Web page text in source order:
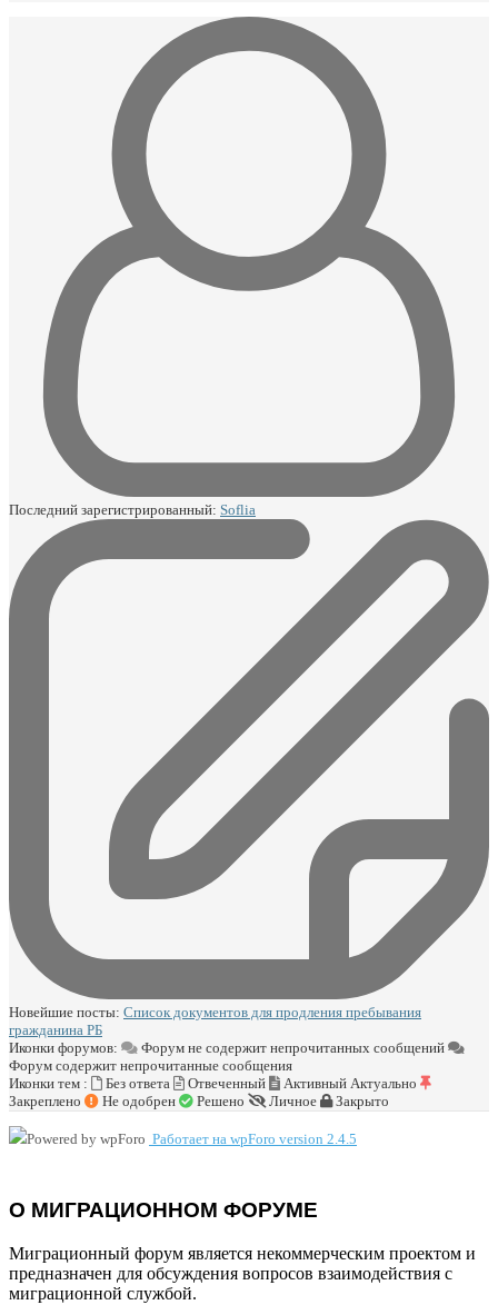
Последний зарегистрированный: Soflia
Новейшие посты: Список документов для продления пребывания
гражданина РБ
Иконки форумов:
Форум не содержит непрочитанных сообщений
Форум содержит непрочитанные сообщения
Иконки тем :
Без ответа Отвеченный Активный Актуально
Закреплено
Не одобрен Решено Личное Закрыто
Работает на wpForo version 2.4.5
О МИГРАЦИОННОМ ФОРУМЕ
Миграционный форум является некоммерческим проектом и
предназначен для обсуждения вопросов взаимодействия с
миграционной службой.